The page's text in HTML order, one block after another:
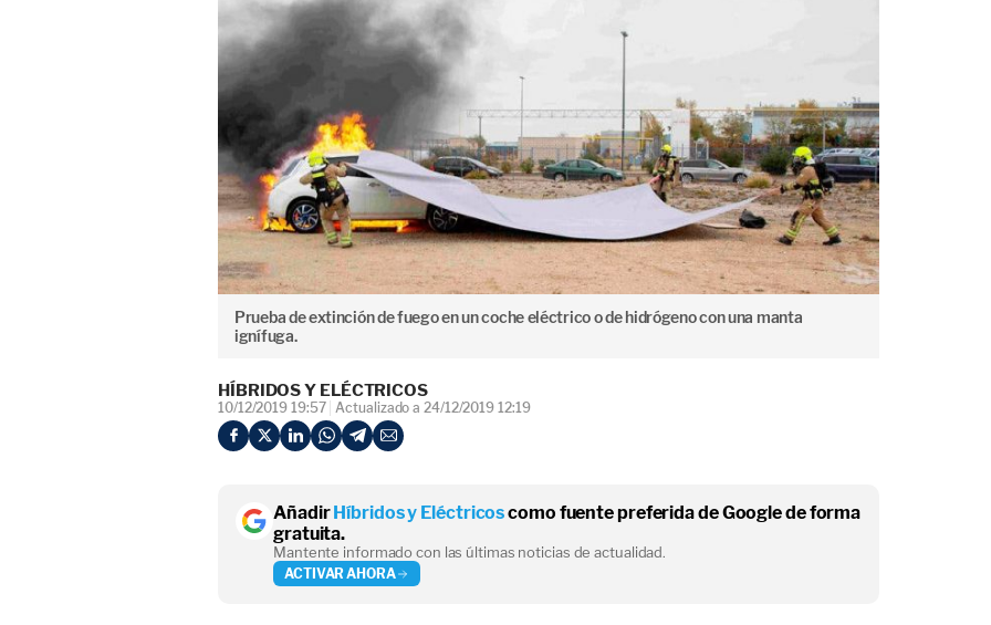
Prueba de extinción de fuego en un coche eléctrico o de hidrógeno con una manta
ignífuga.
HÍBRIDOS Y ELÉCTRICOS
10/12/2019 19:57 Actualizado a 24/12/2019 12:19
AñadirHíbridos y Eléctricoscomo fuente preferida de Google de forma
gratuita.
Mantente informado con las últimas noticias de actualidad.
ACTIVAR AHORA